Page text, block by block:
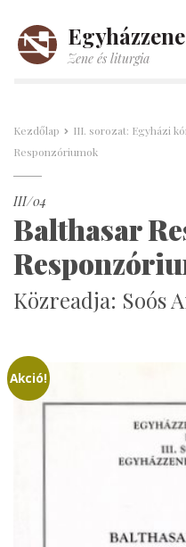
Zene és liturgia
Kezdőlap III. sorozat: Egyházi
Responzóriumok
III/04
Balthasar
Közreadja: Soós
Akció!